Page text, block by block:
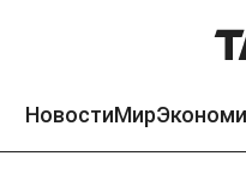
НовостиМир